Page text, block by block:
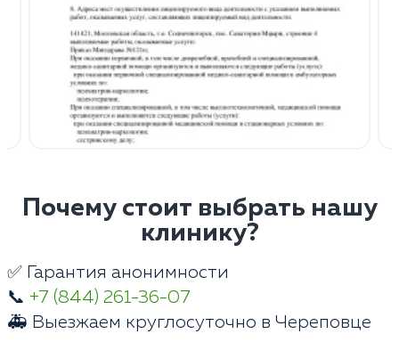
Почему стоит выбрать нашу
клинику?
✅ Гарантия анонимности
📞 +7 (844) 261-36-07
🚑 Выезжаем круглосуточно в Череповце